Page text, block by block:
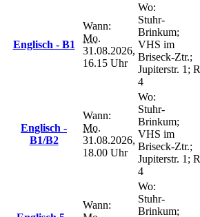
Englisch - B1
Wann:
Mo.
31.08.2026,
16.15 Uhr
Wo:
Stuhr-
Brinkum;
VHS im
Briseck-Ztr.;
Jupiterstr. 1; R
4
Englisch -
B1/B2
Wann:
Mo.
31.08.2026,
18.00 Uhr
Wo:
Stuhr-
Brinkum;
VHS im
Briseck-Ztr.;
Jupiterstr. 1; R
4
Wann:
Wo:
Stuhr-
Brinkum;